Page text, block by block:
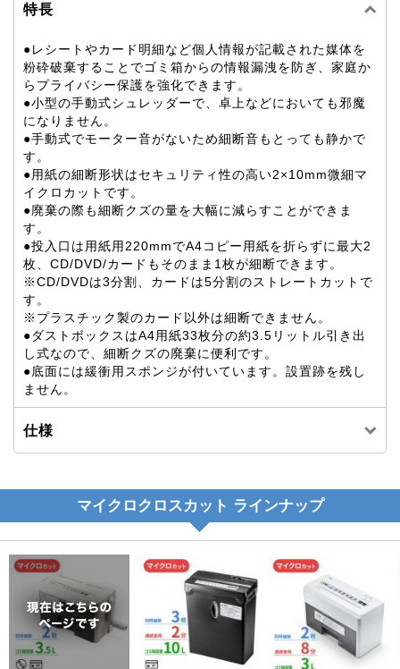
特長
●レシートやカード明細など個人情報が記載された媒体を
粉砕破棄することでゴミ箱からの情報漏洩を防ぎ、家庭か
らプライバシー保護を強化できます。
●小型の手動式シュレッダーで、卓上などにおいても邪魔
になりません。
●手動式でモーター音がないため細断音もとっても静かで
す。
●用紙の細断形状はセキュリティ性の高い2×10mm微細マ
イクロカットです。
●廃棄の際も細断クズの量を大幅に減らすことができま
す。
●投入口は用紙用220mmでA4コピー用紙を折らずに最大2
枚、CD/DVD/カードもそのまま1枚が細断できます。
※CD/DVDは3分割、カードは5分割のストレートカットで
す。
※プラスチック製のカード以外は細断できません。
●ダストボックスはA4用紙33枚分の約3.5リットル引き出
し式なので、細断クズの廃棄に便利です。
●底面には緩衝用スポンジが付いています。設置跡を残し
ません。
仕様
マイクロクロスカット ラインナップ